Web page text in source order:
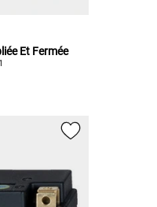
Et Fermée